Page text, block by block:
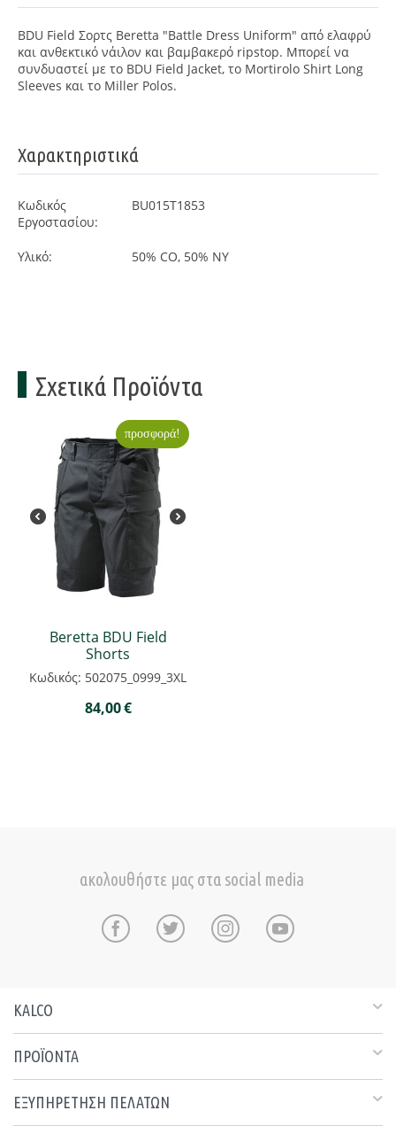
BDU Field Σορτς Beretta "Battle Dress Uniform" από ελαφρύ
και ανθεκτικό νάιλον και βαμβακερό ripstop. Μπορεί να
συνδυαστεί με το BDU Field Jacket, το Mortirolo Shirt Long
Sleeves και το Miller Polos.
Χαρακτηριστικά
Κωδικός
Εργοστασίου:
BU015T1853
Υλικό: 50% CO, 50% NY
Σχετικά Προϊόντα
προσφορά!
Beretta BDU Field
Shorts
Κωδικός: 502075_0999_3XL
84,00€
ακολουθήστε μας στα social media
KALCO
ΠΡΟΪΟΝΤΑ
ΕΞΥΠΗΡΕΤΗΣΗ ΠΕΛΑΤΩΝ